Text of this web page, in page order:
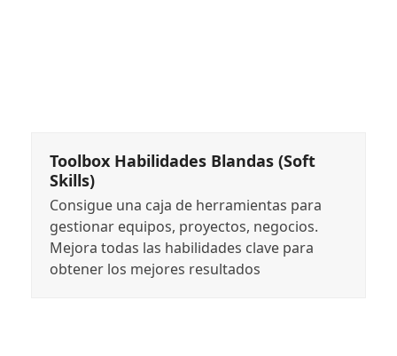
Toolbox Habilidades Blandas (Soft
Skills)
Consigue una caja de herramientas para
gestionar equipos, proyectos, negocios.
Mejora todas las habilidades clave para
obtener los mejores resultados